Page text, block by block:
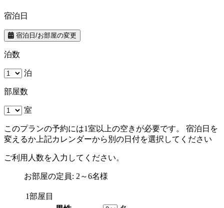
宿泊日
宿泊日/お部屋の変更
泊数
泊
部屋数
室
このプランの予約には1室以上の空きが必要です。 宿泊日を
変えるか上記カレンダーから別の日付を選択してください
ご利用人数を入力してください。
お部屋の定員: 2～6名様
1部屋目